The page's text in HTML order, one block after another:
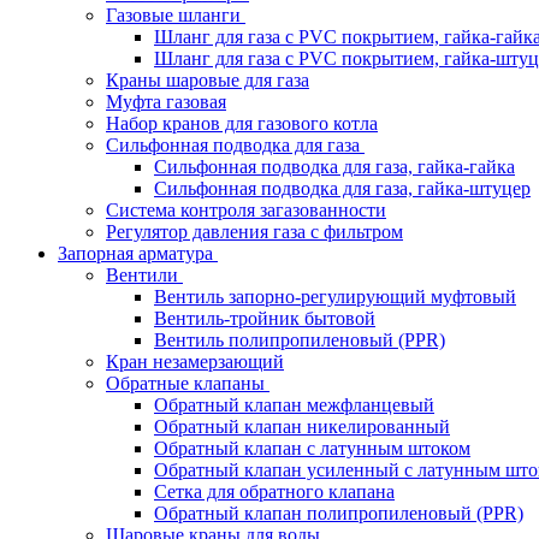
Газовые шланги
Шланг для газа с PVC покрытием, гайка-гайка
Шланг для газа с PVC покрытием, гайка-
Краны шаровые для газа
Муфта газовая
Набор кранов для газового котла
Сильфонная подводка для газа
Сильфонная подводка для газа, гайка-гайка
Сильфонная подводка для газа, гайка-штуцер
Система контроля загазованности
Регулятор давления газа с фильтром
Запорная арматура
Вентили
Вентиль запорно-регулирующий муфтовый
Вентиль-тройник бытовой
Вентиль полипропиленовый (PPR)
Кран незамерзающий
Обратные клапаны
Обратный клапан межфланцевый
Обратный клапан никелированный
Обратный клапан с латунным штоком
Обратный клапан усиленный с латунным
Сетка для обратного клапана
Обратный клапан полипропиленовый (PPR)
Шаровые краны для воды